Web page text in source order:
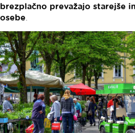
brezplačno prevažajo starejše
osebe